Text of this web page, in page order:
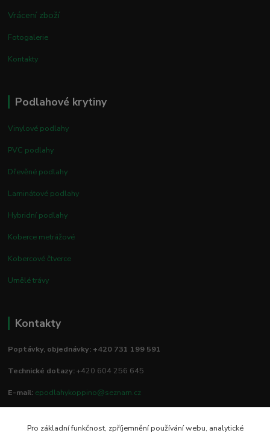
Vrácení zboží
Fotogalerie
Kontakty
Podlahové krytiny
Vinylové podlahy
PVC podlahy
Dřevěné podlahy
Laminátové podlahy
Hybridní podlahy
Koberce metrážové
Kobercové čtverce
Umělé trávy
Kontakty
Poptávky, objednávky: +420 731 199 591
Technické dotazy:+420 604 256 645
E-mail: epodlahykoppino@seznam.cz
Pro základní funkčnost, zpříjemnění používání webu, analytické